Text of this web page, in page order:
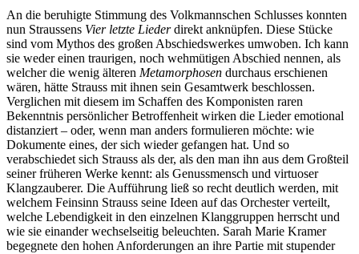
An die beruhigte Stimmung des Volkmannschen Schlusses konnten
nun Straussens Vier letzte Liederdirekt anknüpfen. Diese Stücke
sind vom Mythos des großen Abschiedswerkes umwoben. Ich kann
sie weder einen traurigen, noch wehmütigen Abschied nennen, als
welcher die wenig älteren Metamorphosen durchaus erschienen
wären, hätte Strauss mit ihnen sein Gesamtwerk beschlossen.
Verglichen mit diesem im Schaffen des Komponisten raren
Bekenntnis persönlicher Betroffenheit wirken die Lieder emotional
distanziert – oder, wenn man anders formulieren möchte: wie
Dokumente eines, der sich wieder gefangen hat. Und so
verabschiedet sich Strauss als der, als den man ihn aus dem Großteil
seiner früheren Werke kennt: als Genussmensch und virtuoser
Klangzauberer. Die Aufführung ließ so recht deutlich werden, mit
welchem Feinsinn Strauss seine Ideen auf das Orchester verteilt,
welche Lebendigkeit in den einzelnen Klanggruppen herrscht und
wie sie einander wechselseitig beleuchten. Sarah Marie Kramer
begegnete den hohen Anforderungen an ihre Partie mit stupender